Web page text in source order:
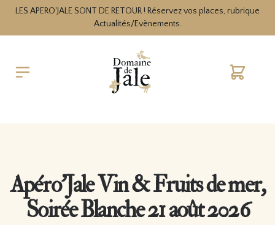
LES APERO'JALE SONT DE RETOUR ! Réservez vos places, rubrique
Actualités/Evènements.
Cart
Apéro’Jale Vin & Fruits de mer,
Soirée Blanche 21 août 2026